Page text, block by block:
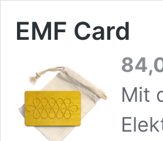
EMF Card
Mit